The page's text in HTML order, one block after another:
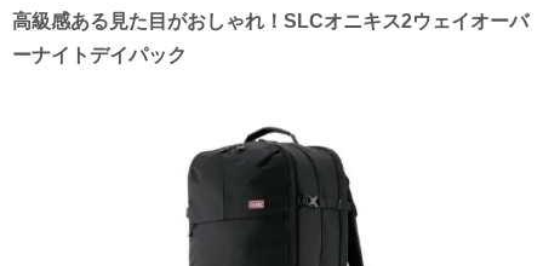
高級感ある見た目がおしゃれ！SLCオニキス2ウェイオーバ
ーナイトデイパック